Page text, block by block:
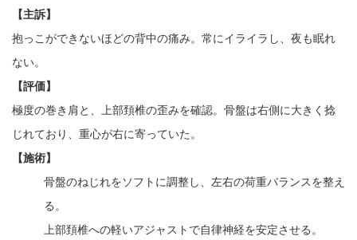
【主訴】
抱っこができないほどの背中の痛み。常にイライラし、夜も眠れ
ない。
【評価】
極度の巻き肩と、上部頚椎の歪みを確認。骨盤は右側に大きく捻
じれており、重心が右に寄っていた。
【施術】
骨盤のねじれをソフトに調整し、左右の荷重バランスを整え
る。
上部頚椎への軽いアジャストで自律神経を安定させる。